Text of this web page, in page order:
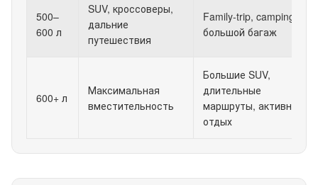
500–
600 л
SUV, кроссоверы,
дальние
путешествия
Family-trip, camping,
большой багаж
600+ л
Максимальная
вместительность
Большие SUV,
длительные
маршруты, активный
отдых